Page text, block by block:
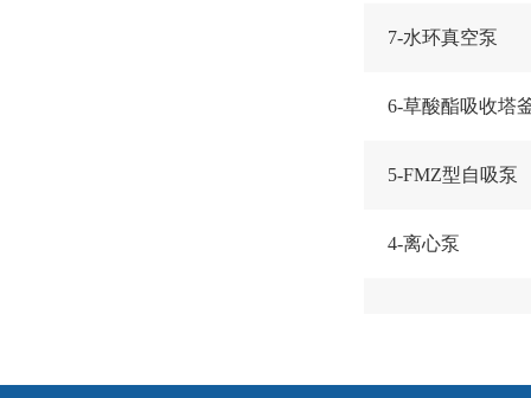
7-水环真空泵
6-草酸酯吸收塔
5-FMZ型自吸泵
4-离心泵